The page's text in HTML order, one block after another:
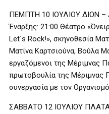
ΠΕΜΠΤΗ 10 ΙΟΥΛΙΟΥ ΔΙΟΝ –
Έναρξης: 21:00 Θέατρο
Let΄s Rock!», σκηνοθεσία
Ματίνα Καρτσιούνα, Βούλα
εργαζόμενοι της Μέριμνας
πρωτοβουλία της Μέριμνας
συνεργασία με τον
ΣΑΒΒΑΤΟ 12 ΙΟΥΛΙΟΥ